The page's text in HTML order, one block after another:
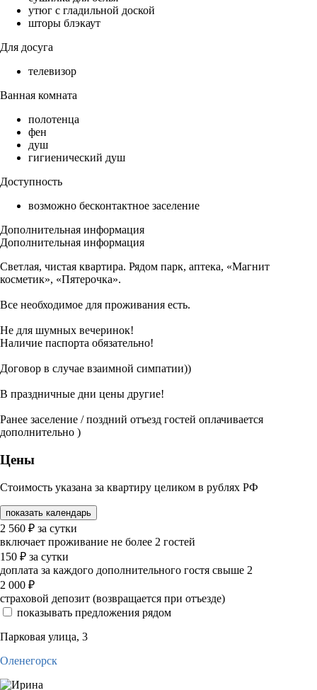
утюг с гладильной доской
шторы блэкаут
Для досуга
телевизор
Ванная комната
полотенца
фен
душ
гигиенический душ
Доступность
возможно бесконтактное заселение
Дополнительная информация
Дополнительная информация
Светлая, чистая квартира. Рядом парк, аптека, «Магнит
косметик», «Пятерочка».
Все необходимое для проживания есть.
Не для шумных вечеринок!
Наличие паспорта обязательно!
Договор в случае взаимной симпатии))
В праздничные дни цены другие!
Ранее заселение / поздний отъезд гостей оплачивается
дополнительно )
Цены
Стоимость указана за квартиру целиком в рублях РФ
показать календарь
2 560 ₽ за сутки
включает проживание не более 2 гостей
150 ₽ за сутки
доплата за каждого дополнительного гостя свыше 2
2 000 ₽
страховой депозит (возвращается при отъезде)
показывать предложения рядом
Парковая улица, 3
Оленегорск